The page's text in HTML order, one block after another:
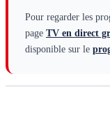
Pour regarder les
page TV en direct
disponible sur le